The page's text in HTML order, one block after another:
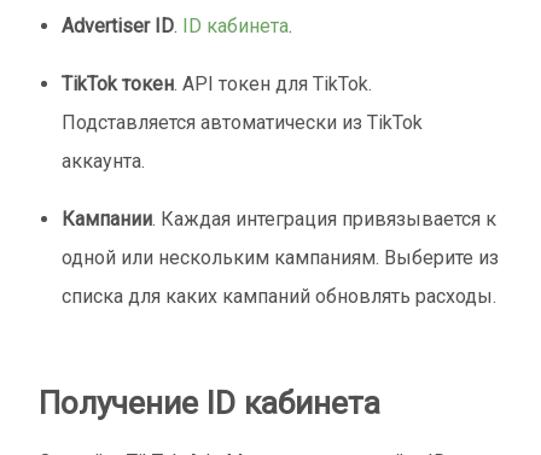
Advertiser ID. ID кабинета.
TikTok токен. API токен для TikTok.
Подставляется автоматически из TikTok
аккаунта.
Кампании. Каждая интеграция привязывается к
одной или нескольким кампаниям. Выберите из
списка для каких кампаний обновлять расходы.
Получение ID кабинета